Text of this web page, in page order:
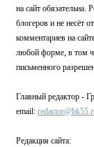
на сайт обязательна.
блогеров и не несёт
комментариев на
любой форме, в том
письменного
Главный редактор -
email:
Редакция сайта: